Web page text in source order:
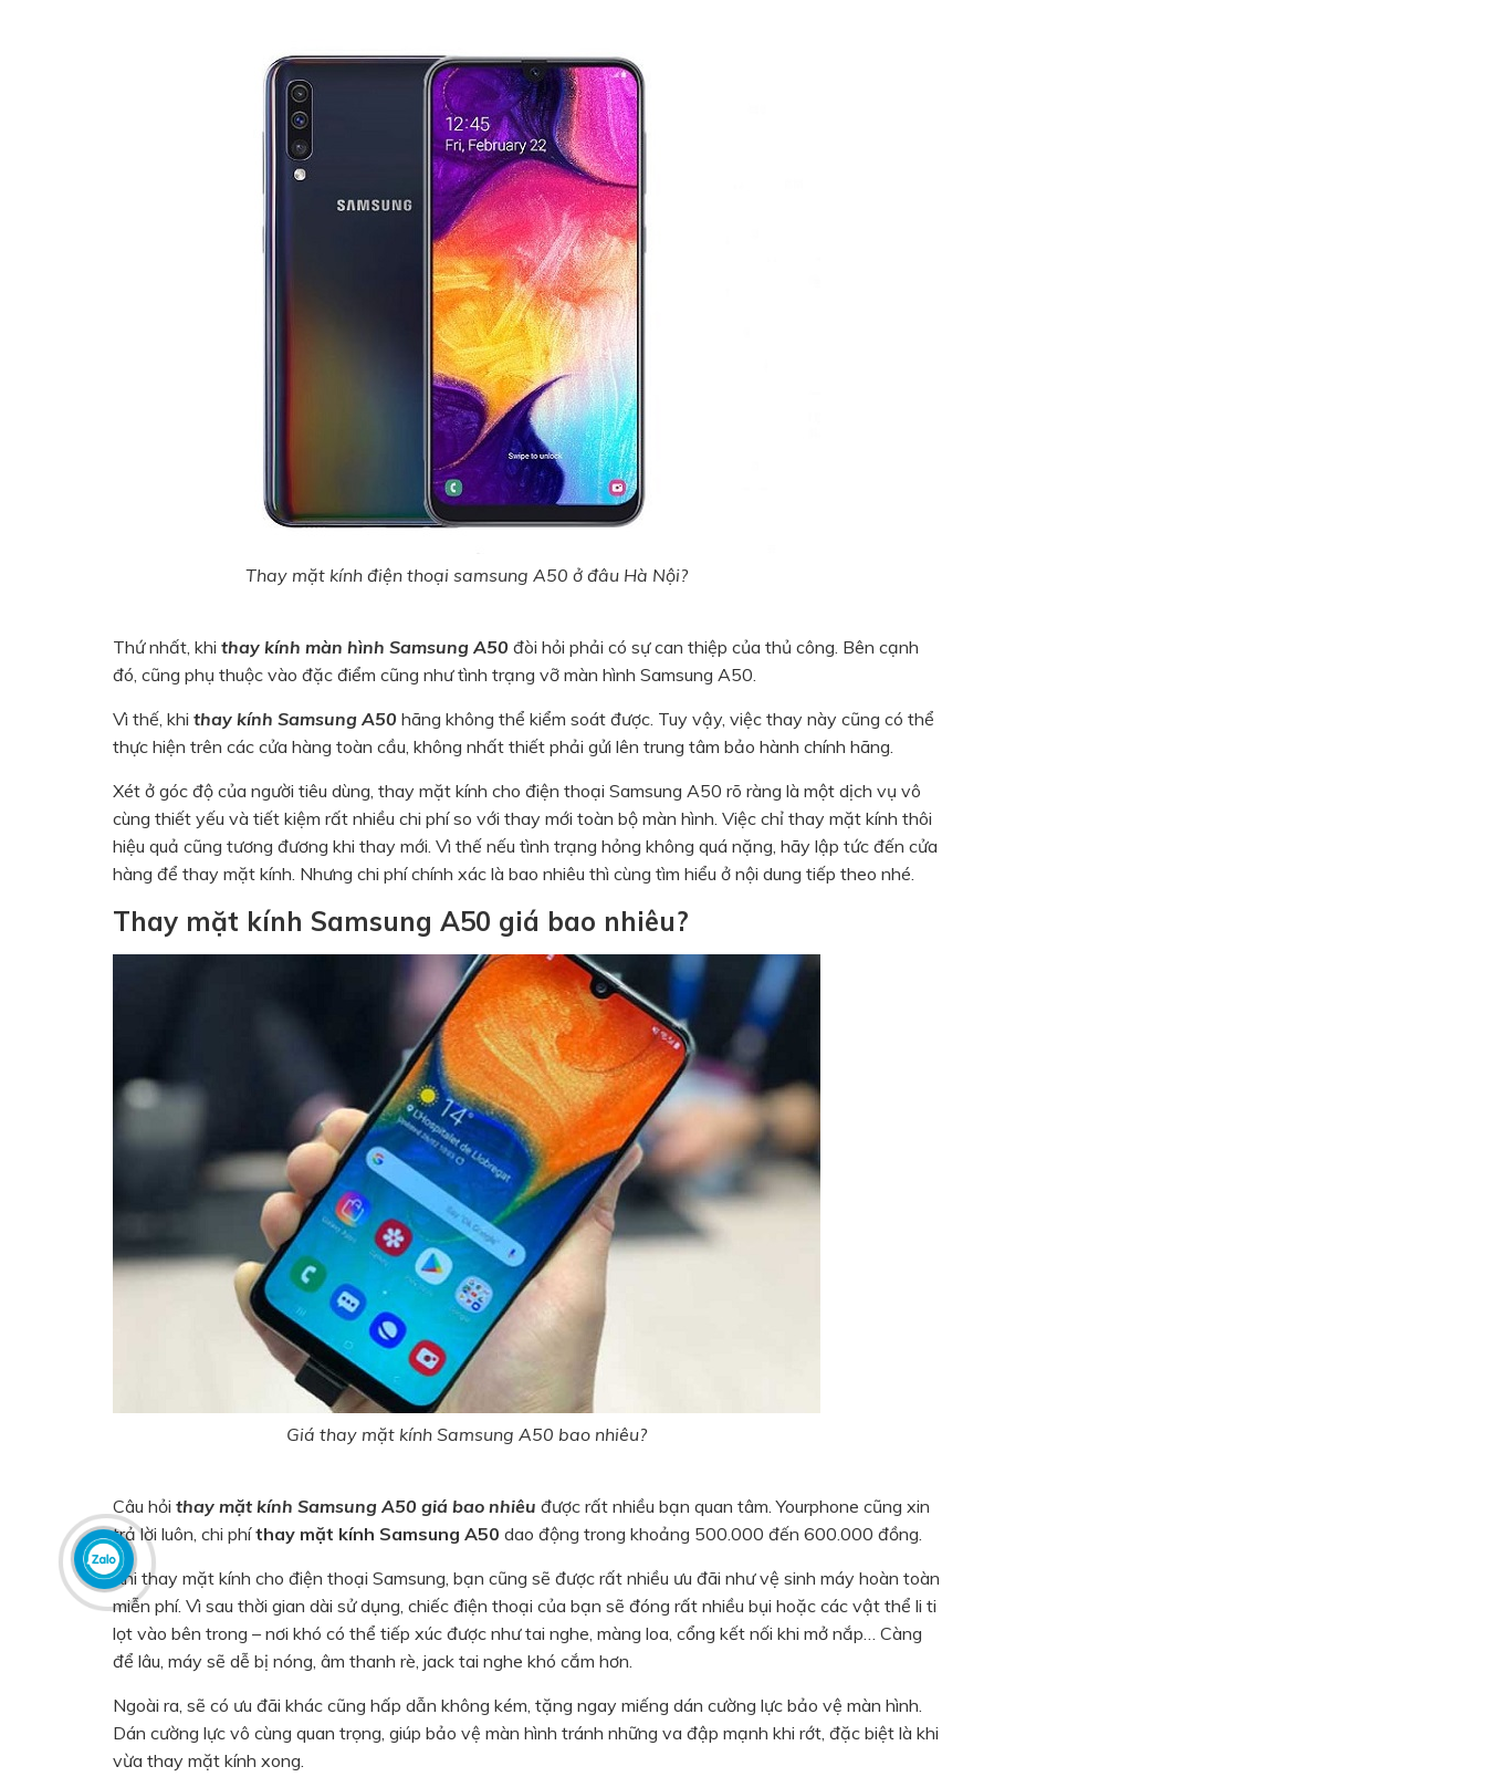
Thay mặt kính điện thoại samsung A50 ở đâu Hà Nội?
Thứ nhất, khi thay kính màn hình Samsung A50 đòi hỏi phải có sự can thiệp của thủ công. Bên cạnh
đó, cũng phụ thuộc vào đặc điểm cũng như tình trạng vỡ màn hình Samsung A50.
Vì thế, khi thay kính Samsung A50 hãng không thể kiểm soát được. Tuy vậy, việc thay này cũng có thể
thực hiện trên các cửa hàng toàn cầu, không nhất thiết phải gửi lên trung tâm bảo hành chính hãng.
Xét ở góc độ của người tiêu dùng, thay mặt kính cho điện thoại Samsung A50 rõ ràng là một dịch vụ vô
cùng thiết yếu và tiết kiệm rất nhiều chi phí so với thay mới toàn bộ màn hình. Việc chỉ thay mặt kính thôi
hiệu quả cũng tương đương khi thay mới. Vì thế nếu tình trạng hỏng không quá nặng, hãy lập tức đến cửa
hàng để thay mặt kính. Nhưng chi phí chính xác là bao nhiêu thì cùng tìm hiểu ở nội dung tiếp theo nhé.
Thay mặt kính Samsung A50 giá bao nhiêu?
Giá thay mặt kính Samsung A50 bao nhiêu?
Câu hỏi thay mặt kính Samsung A50 giá bao nhiêu được rất nhiều bạn quan tâm. Yourphone cũng xin
trả lời luôn, chi phíthay mặt kính Samsung A50 dao động trong khoảng 500.000 đến 600.000 đồng.
Khi thay mặt kính cho điện thoại Samsung, bạn cũng sẽ được rất nhiều ưu đãi như vệ sinh máy hoàn toàn
miễn phí. Vì sau thời gian dài sử dụng, chiếc điện thoại của bạn sẽ đóng rất nhiều bụi hoặc các vật thể li ti
lọt vào bên trong – nơi khó có thể tiếp xúc được như tai nghe, màng loa, cổng kết nối khi mở nắp… Càng
để lâu, máy sẽ dễ bị nóng, âm thanh rè, jack tai nghe khó cắm hơn.
Ngoài ra, sẽ có ưu đãi khác cũng hấp dẫn không kém, tặng ngay miếng dán cường lực bảo vệ màn hình.
Dán cường lực vô cùng quan trọng, giúp bảo vệ màn hình tránh những va đập mạnh khi rớt, đặc biệt là khi
vừa thay mặt kính xong.